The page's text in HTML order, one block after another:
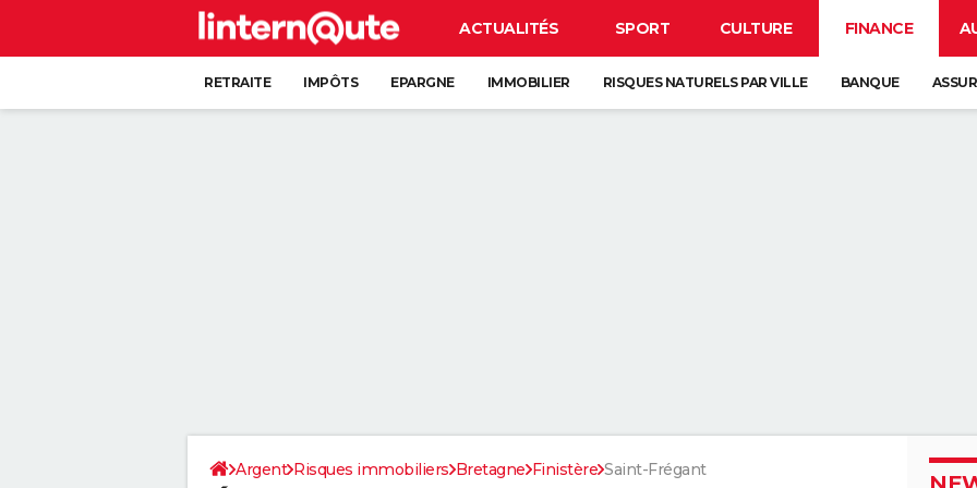
ACTUALITÉS SPORT CULTURE FINANCE
RETRAITE IMPÔTS EPARGNE IMMOBILIER RISQUES NATURELS PAR VILLE BANQUE
Argent Risques immobiliers Bretagne Finistère Saint-Frégant